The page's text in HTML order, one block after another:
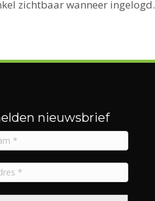
zichtbaar wanneer ingelogd.
nieuwsbrief